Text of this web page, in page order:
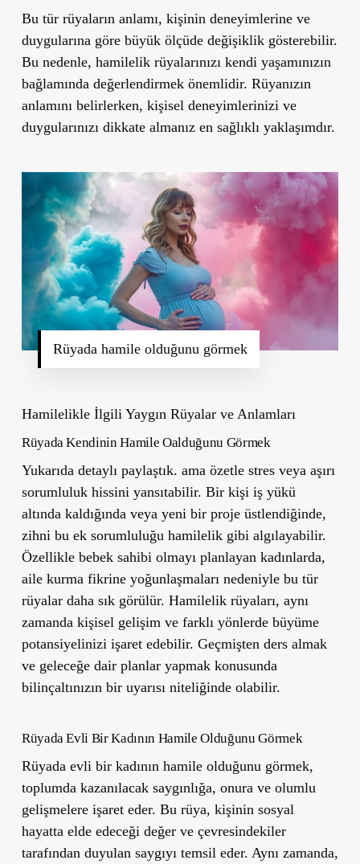
Bu tür rüyaların anlamı, kişinin deneyimlerine ve
duygularına göre büyük ölçüde değişiklik gösterebilir.
Bu nedenle, hamilelik rüyalarınızı kendi yaşamınızın
bağlamında değerlendirmek önemlidir. Rüyanızın
anlamını belirlerken, kişisel deneyimlerinizi ve
duygularınızı dikkate almanız en sağlıklı yaklaşımdır.
Rüyada hamile olduğunu görmek
Hamilelikle İlgili Yaygın Rüyalar ve Anlamları
Rüyada Kendinin Hamile Oalduğunu Görmek
Yukarıda detaylı paylaştık. ama özetle stres veya aşırı
sorumluluk hissini yansıtabilir. Bir kişi iş yükü
altında kaldığında veya yeni bir proje üstlendiğinde,
zihni bu ek sorumluluğu hamilelik gibi algılayabilir.
Özellikle bebek sahibi olmayı planlayan kadınlarda,
aile kurma fikrine yoğunlaşmaları nedeniyle bu tür
rüyalar daha sık görülür. Hamilelik rüyaları, aynı
zamanda kişisel gelişim ve farklı yönlerde büyüme
potansiyelinizi işaret edebilir. Geçmişten ders almak
ve geleceğe dair planlar yapmak konusunda
bilinçaltınızın bir uyarısı niteliğinde olabilir.
Rüyada Evli Bir Kadının Hamile Olduğunu Görmek
Rüyada evli bir kadının hamile olduğunu görmek,
toplumda kazanılacak saygınlığa, onura ve olumlu
gelişmelere işaret eder. Bu rüya, kişinin sosyal
hayatta elde edeceği değer ve çevresindekiler
tarafından duyulan saygıyı temsil eder. Aynı zamanda,